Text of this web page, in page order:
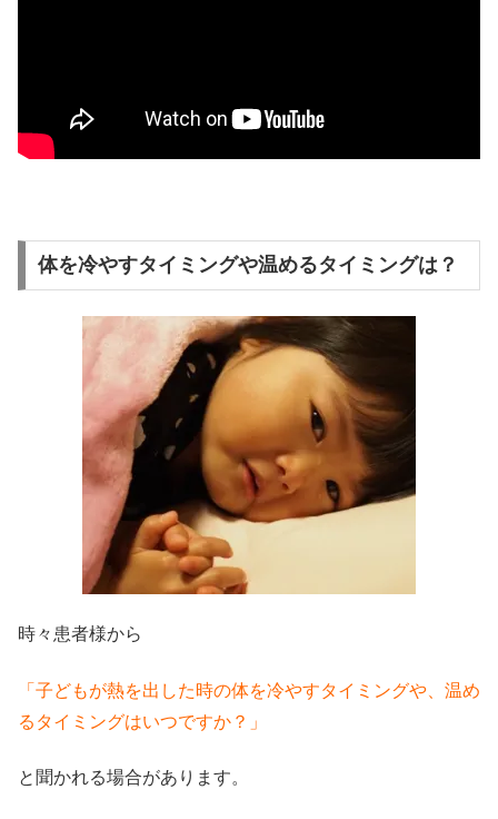
体を冷やすタイミングや温めるタイミングは？
時々患者様から
「子どもが熱を出した時の体を冷やすタイミングや、温め
るタイミングはいつですか？」
と聞かれる場合があります。